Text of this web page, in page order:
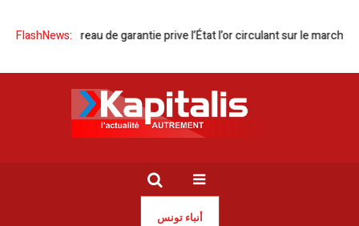
FlashNews:
du bureau de garantie prive l’État l’or circulant sur le marché noir
أنباء تونس